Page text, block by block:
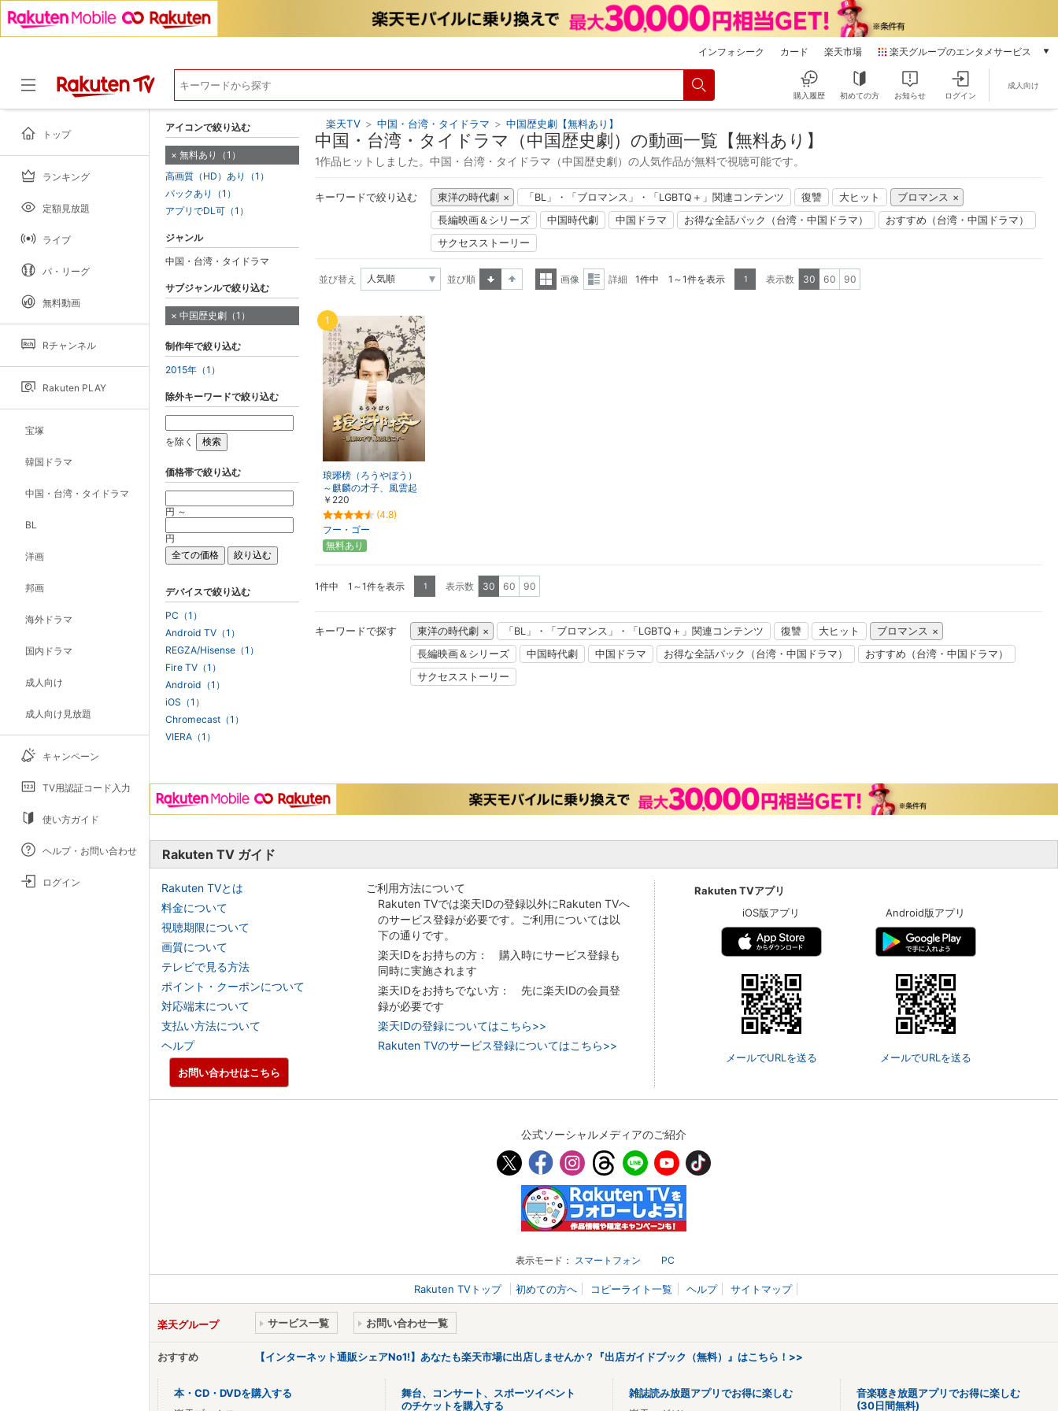
インフォシーク カード 楽天市場 楽天グループのエンタメサービス
本/ゲーム/CD/DVD
雑誌読み放題
楽天マガジン
音楽配信
動画配信
購入履歴 初めての方 お知らせ ログイン
成人向け
トップ
ランキング
定額見放題
ライブ
パ・リーグ
無料動画
Rチャンネル
Rakuten PLAY
宝塚
韓国ドラマ
中国・台湾・タイドラマ
BL
洋画
邦画
海外ドラマ
国内ドラマ
成人向け
成人向け見放題
キャンペーン
TV用認証コード入力
使い方ガイド
ヘルプ・お問い合わせ
ログイン
楽天TV > 中国・台湾・タイドラマ > 中国歴史劇【無料あり】
中国・台湾・タイドラマ（中国歴史劇）の動画一覧【無料あり】
1作品ヒットしました。中国・台湾・タイドラマ（中国歴史劇）の人気作品が無料で視聴可能です。
キーワードで絞り込む 東洋の時代劇 「BL」・「ブロマンス」・「LGBTQ＋」関連コンテンツ 復讐 大ヒット
ブロマンス
長編映画＆シリーズ
中国時代劇 中国ドラマ お得な全話パック（台湾・中国ドラマ）
おすすめ（台湾・中国ドラマ）
サクセスストーリー
並び替え
並び順
画像
詳細 1件中 1～1件を表示 1 表示数 30 60 90
琅琊榜（ろうやぼう）
～麒麟の才子、風雲起
こす～
￥220
(4.8)
フー・ゴー
1
無料あり
1件中 1～1件を表示 1 表示数 30 60 90
キーワードで探す 東洋の時代劇 「BL」・「ブロマンス」・「LGBTQ＋」関連コンテンツ 復讐 大ヒット
ブロマンス
長編映画＆シリーズ
中国時代劇 中国ドラマ お得な全話パック（台湾・中国ドラマ）
おすすめ（台湾・中国ドラマ）
サクセスストーリー
アイコンで絞り込む
無料あり（1）
高画質（HD）あり（1）
パックあり（1）
アプリでDL可（1）
ジャンル
中国・台湾・タイドラマ
サブジャンルで絞り込む
中国歴史劇（1）
制作年で絞り込む
2015年（1）
除外キーワードで絞り込む
を除く
価格帯で絞り込む
円 ～
円
デバイスで絞り込む
PC（1）
Android TV（1）
REGZA/Hisense（1）
Fire TV（1）
Android（1）
iOS（1）
Chromecast（1）
VIERA（1）
Rakuten TV ガイド
Rakuten TVとは
料金について
視聴期限について
画質について
テレビで見る方法
ポイント・クーポンについて
対応端末について
支払い方法について
ヘルプ
ご利用方法について
Rakuten TVでは楽天IDの登録以外にRakuten TVへ
のサービス登録が必要です。ご利用については以
下の通りです。
楽天IDをお持ちの方： 購入時にサービス登録も
同時に実施されます
楽天IDをお持ちでない方： 先に楽天IDの会員登
録が必要です
楽天IDの登録についてはこちら>>
Rakuten TVのサービス登録についてはこちら>>
Rakuten TVアプリ
iOS版アプリ
メールでURLを送る
Android版アプリ
メールでURLを送る
お問い合わせはこちら
公式ソーシャルメディアのご紹介
表示モード： スマートフォン PC
Rakuten TVトップ 初めての方へ コピーライト一覧 ヘルプ サイトマップ
楽天グループ サービス一覧 お問い合わせ一覧
おすすめ 【インターネット通販シェアNo1!】あなたも楽天市場に出店しませんか？『出店ガイドブック（無料）』はこちら！>>
本・CD・DVDを購入する
舞台、コンサート、スポーツイベント
のチケットを購入する
雑誌読み放題アプリでお得に楽しむ
音楽聴き放題アプリでお得に楽しむ
(30日間無料)